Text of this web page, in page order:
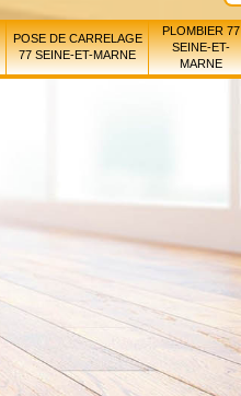
POSE DE CARRELAGE
77 SEINE-ET-MARNE
PLOMBIER 77
SEINE-ET-
MARNE